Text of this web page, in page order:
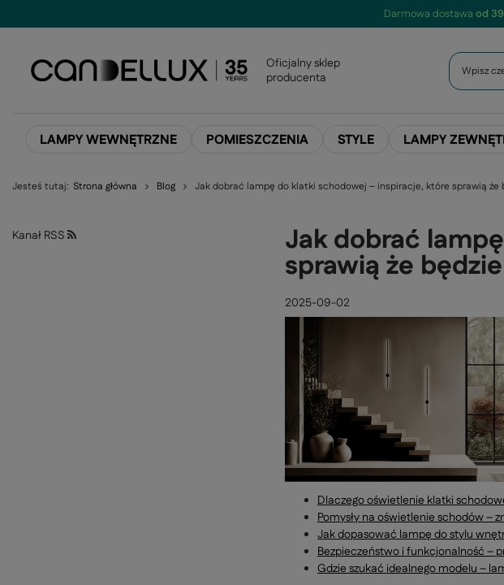
Darmowa dostawa od
Oficjalny sklep
producenta
LAMPY WEWNĘTRZNE POMIESZCZENIA STYLE LAMPY
Jesteś tutaj: Strona główna Blog Jak dobrać lampę do klatki schodowej – inspiracje, które sprawią że
Kanał RSS Jak dobrać
sprawią że
2025-09-02
Dlaczego oświetlenie klatki
Pomysły na oświetlenie schodów –
Jak dopasować lampę do stylu
Bezpieczeństwo i funkcjonalność –
Gdzie szukać idealnego modelu –